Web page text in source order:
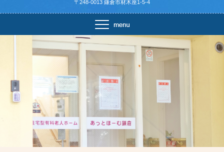
〒248-0013 鎌倉市材木座1-5-4